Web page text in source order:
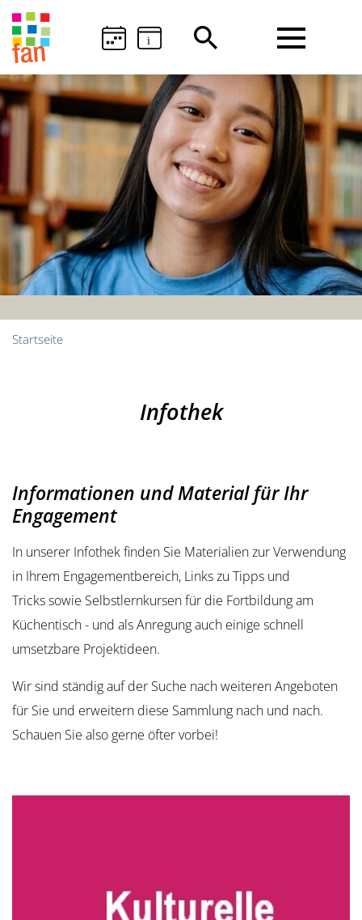
i
Startseite
Infothek
Informationen und Material für Ihr
Engagement
In unserer Infothek finden Sie Materialien zur Verwendung
in Ihrem Engagementbereich, Links zu Tipps und
Tricks sowie Selbstlernkursen für die Fortbildung am
Küchentisch - und als Anregung auch einige schnell
umsetzbare Projektideen.
Wir sind ständig auf der Suche nach weiteren Angeboten
für Sie und erweitern diese Sammlung nach und nach.
Schauen Sie also gerne öfter vorbei!